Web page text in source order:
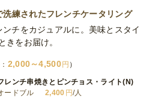
ータリング 8,800円/人
わかな
ードブル
3,300円/人
練されたフレンチケータリング
チをカジュアルに。美味とスタイ
きをお届け。
2,000～4,500円
レンチ串焼きとピンチョス・ライト(N)
ードブル
2,400 円/人